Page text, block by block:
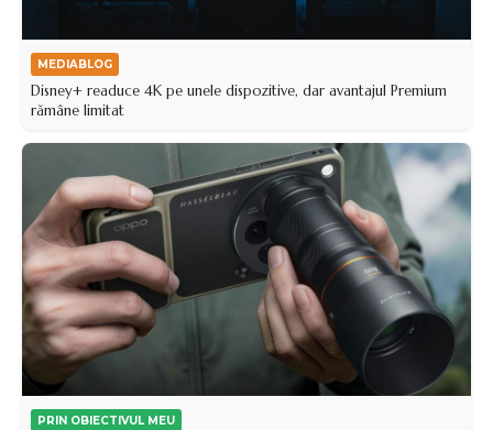
MEDIABLOG
Disney+ readuce 4K pe unele dispozitive, dar avantajul Premium
rămâne limitat
PRIN OBIECTIVUL MEU